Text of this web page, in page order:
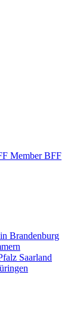
MemberBFF
Brandenburg
Saarland